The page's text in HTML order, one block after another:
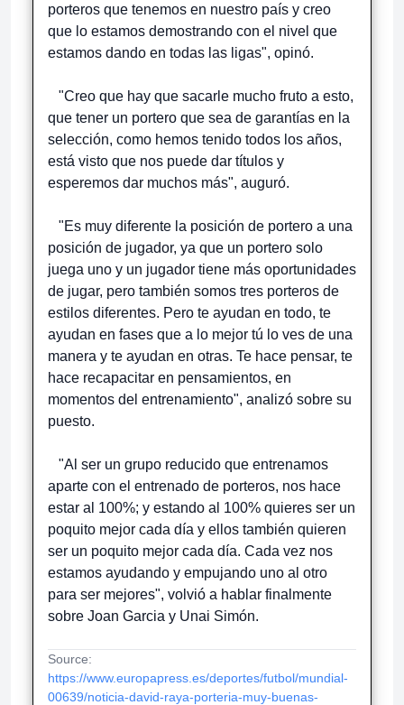
porteros que tenemos en nuestro país y creo
que lo estamos demostrando con el nivel que
estamos dando en todas las ligas", opinó.
"Creo que hay que sacarle mucho fruto a esto,
que tener un portero que sea de garantías en la
selección, como hemos tenido todos los años,
está visto que nos puede dar títulos y
esperemos dar muchos más", auguró.
"Es muy diferente la posición de portero a una
posición de jugador, ya que un portero solo
juega uno y un jugador tiene más oportunidades
de jugar, pero también somos tres porteros de
estilos diferentes. Pero te ayudan en todo, te
ayudan en fases que a lo mejor tú lo ves de una
manera y te ayudan en otras. Te hace pensar, te
hace recapacitar en pensamientos, en
momentos del entrenamiento", analizó sobre su
puesto.
"Al ser un grupo reducido que entrenamos
aparte con el entrenado de porteros, nos hace
estar al 100%; y estando al 100% quieres ser un
poquito mejor cada día y ellos también quieren
ser un poquito mejor cada día. Cada vez nos
estamos ayudando y empujando uno al otro
para ser mejores", volvió a hablar finalmente
sobre Joan Garcia y Unai Simón.
Source:
https://www.europapress.es/deportes/futbol/mundial-
00639/noticia-david-raya-porteria-muy-buenas-